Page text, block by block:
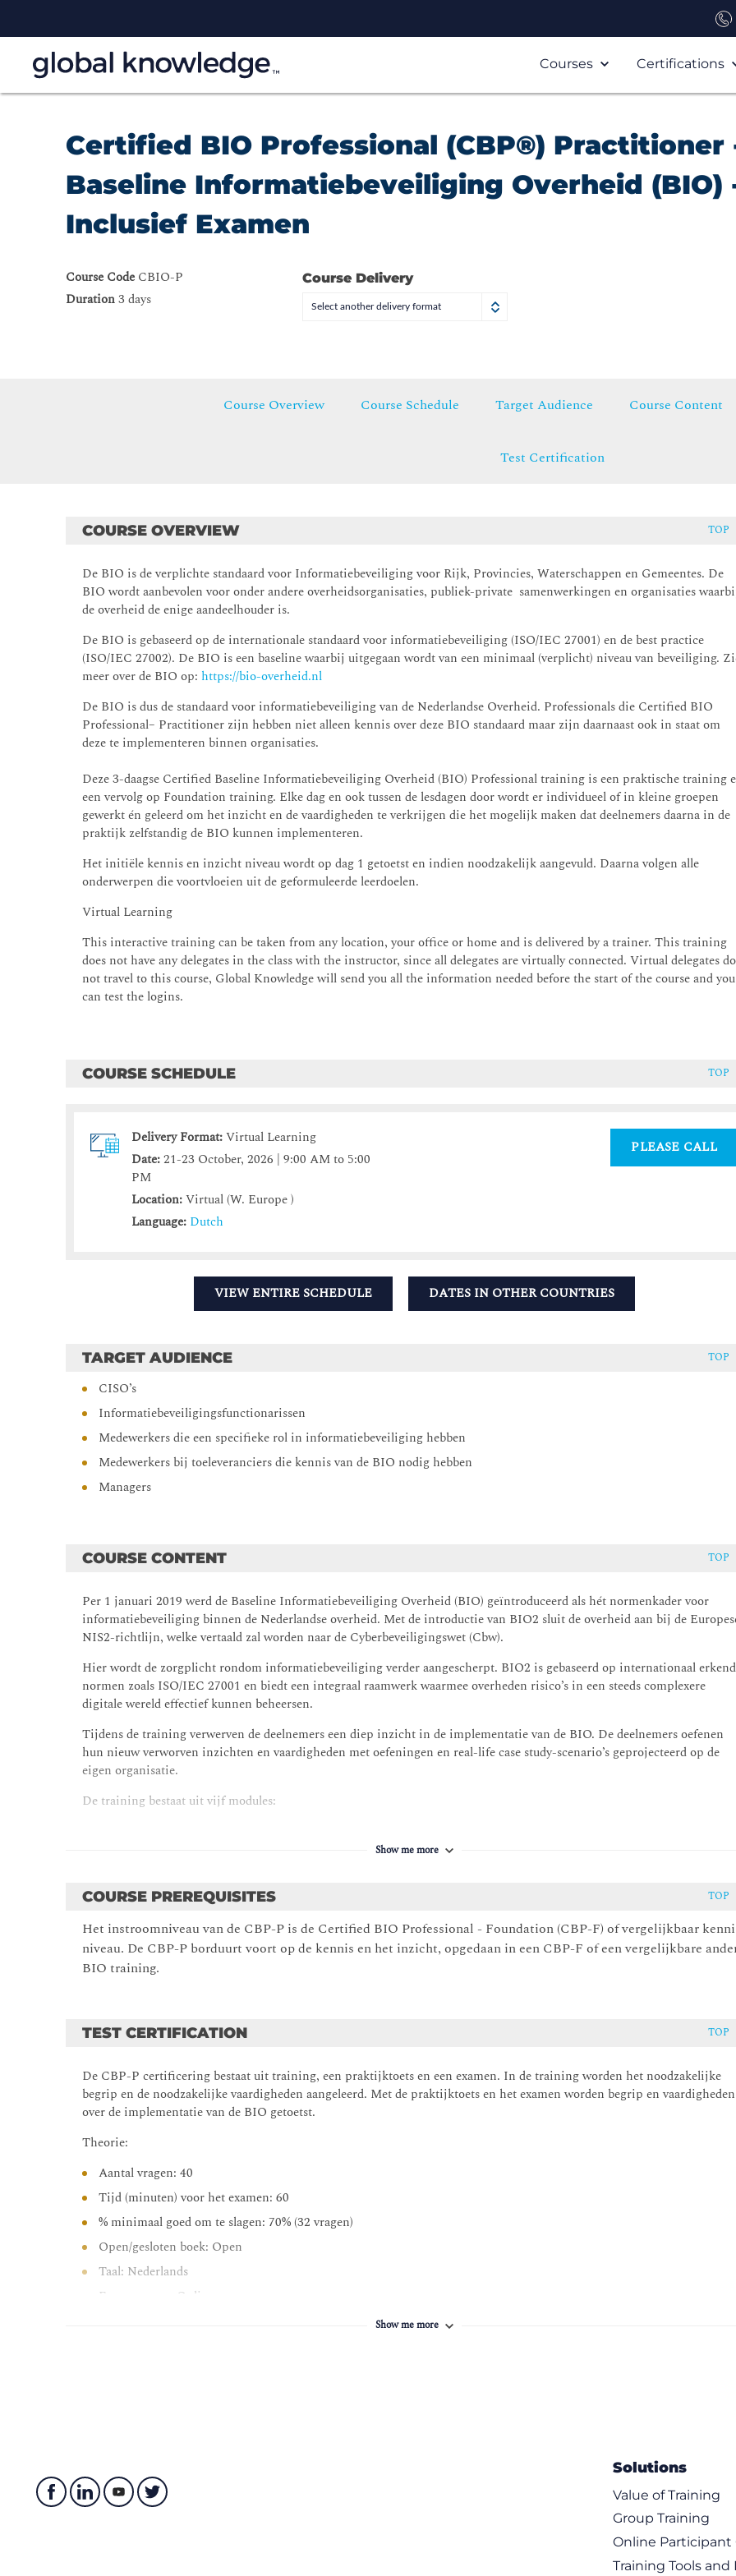
Courses Certifications
Certified BIO Professional (CBP®) Practitioner
Baseline Informatiebeveiliging Overheid (BIO)
Inclusief Examen
Course Code CBIO-P
Duration3 days
Course Delivery
Select another delivery format
Course Overview Course Schedule Target Audience Course Content
Test Certification
COURSE OVERVIEW TOP
De BIO is de verplichte standaard voor Informatiebeveiliging voor Rijk, Provincies, Waterschappen en Gemeentes. De
BIO wordt aanbevolen voor onder andere overheidsorganisaties, publiek-private samenwerkingen en organisaties
de overheid de enige aandeelhouder is.
De BIO is gebaseerd op de internationale standaard voor informatiebeveiliging (ISO/IEC 27001) en de best practice
(ISO/IEC 27002). De BIO is een baseline waarbij uitgegaan wordt van een minimaal (verplicht) niveau van beveiliging.
meer over de BIO op: https://bio-overheid.nl
De BIO is dus de standaard voor informatiebeveiliging van de Nederlandse Overheid. Professionals die Certified BIO
Professional– Practitioner zijn hebben niet alleen kennis over deze BIO standaard maar zijn daarnaast ook in staat om
deze te implementeren binnen organisaties.
Deze 3-daagse Certified Baseline Informatiebeveiliging Overheid (BIO) Professional training is een praktische training
een vervolg op Foundation training. Elke dag en ook tussen de lesdagen door wordt er individueel of in kleine groepen
gewerkt én geleerd om het inzicht en de vaardigheden te verkrijgen die het mogelijk maken dat deelnemers daarna in de
praktijk zelfstandig de BIO kunnen implementeren.
Het initiële kennis en inzicht niveau wordt op dag 1 getoetst en indien noodzakelijk aangevuld. Daarna volgen alle
onderwerpen die voortvloeien uit de geformuleerde leerdoelen.
Virtual Learning
This interactive training can be taken from any location, your office or home and is delivered by a trainer. This training
does not have any delegates in the class with the instructor, since all delegates are virtually connected. Virtual delegates do
not travel to this course, Global Knowledge will send you all the information needed before the start of the course and you
can test the logins.
COURSE SCHEDULE TOP
Delivery Format:Virtual Learning
Date:21-23 October, 2026 | 9:00 AM to 5:00
PM
Location:Virtual (W. Europe )
Language: Dutch
PLEASE CALL
VIEW ENTIRE SCHEDULE DATES IN OTHER COUNTRIES
TARGET AUDIENCE TOP
CISO’s
Informatiebeveiligingsfunctionarissen
Medewerkers die een specifieke rol in informatiebeveiliging hebben
Medewerkers bij toeleveranciers die kennis van de BIO nodig hebben
Managers
COURSE CONTENT TOP
Per 1 januari 2019 werd de Baseline Informatiebeveiliging Overheid (BIO) geïntroduceerd als hét normenkader voor
informatiebeveiliging binnen de Nederlandse overheid. Met de introductie van BIO2 sluit de overheid aan bij de
NIS2-richtlijn, welke vertaald zal worden naar de Cyberbeveiligingswet (Cbw).
Hier wordt de zorgplicht rondom informatiebeveiliging verder aangescherpt. BIO2 is gebaseerd op internationaal
normen zoals ISO/IEC 27001 en biedt een integraal raamwerk waarmee overheden risico’s in een steeds complexere
digitale wereld effectief kunnen beheersen.
Tijdens de training verwerven de deelnemers een diep inzicht in de implementatie van de BIO. De deelnemers oefenen
hun nieuw verworven inzichten en vaardigheden met oefeningen en real-life case study-scenario’s geprojecteerd op de
eigen organisatie.
De training bestaat uit vijf modules:
Governance 1 –Stakeholderanalyse en bewustwording van de cruciale stakeholders
Wat gaan we doen? – Het kiezen en implementeren van de juiste mitigerende maatregelen om aan de gewenste
situatie te voldoen
Governance 2 – Het monitoren van de kwaliteit en, indien gewenst, aanpassen van de informatieveiligheid en het
borgen van het continue proces van verbeteren van de informatieveiligheid.
Show me more
COURSE PREREQUISITES TOP
Het instroomniveau van de CBP-P is de Certified BIO Professional - Foundation (CBP-F) of vergelijkbaar
niveau. De CBP-P borduurt voort op de kennis en het inzicht, opgedaan in een CBP-F of een vergelijkbare
BIO training.
TEST CERTIFICATION TOP
De CBP-P certificering bestaat uit training, een praktijktoets en een examen. In de training worden het noodzakelijke
begrip en de noodzakelijke vaardigheden aangeleerd. Met de praktijktoets en het examen worden begrip en vaardigheden
over de implementatie van de BIO getoetst.
Theorie:
Aantal vragen: 40
Tijd (minuten) voor het examen: 60
% minimaal goed om te slagen: 70% (32 vragen)
Open/gesloten boek: Open
Taal: Nederlands
Examenvorm: Online examen
Show me more
Solutions
Value of Training
Group Training
Online
Training Tools and